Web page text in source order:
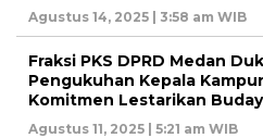
Agustus 14, 2025 | 3:58 am WIB
Fraksi PKS DPRD Medan
Pengukuhan Kepala
Komitmen Lestarikan
Agustus 11, 2025 | 5:21 am WIB